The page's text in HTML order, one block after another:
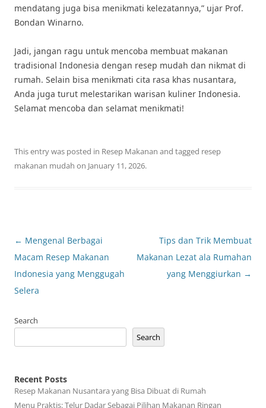
mendatang juga bisa menikmati kelezatannya,” ujar Prof.
Bondan Winarno.
Jadi, jangan ragu untuk mencoba membuat makanan
tradisional Indonesia dengan resep mudah dan nikmat di
rumah. Selain bisa menikmati cita rasa khas nusantara,
Anda juga turut melestarikan warisan kuliner Indonesia.
Selamat mencoba dan selamat menikmati!
This entry was posted in Resep Makanan and tagged resep
makanan mudah on January 11, 2026.
Post
navigation
← Mengenal Berbagai
Macam Resep Makanan
Indonesia yang Menggugah
Selera
Tips dan Trik Membuat
Makanan Lezat ala Rumahan
yang Menggiurkan →
Search
Search
Recent Posts
Resep Makanan Nusantara yang Bisa Dibuat di Rumah
Menu Praktis: Telur Dadar Sebagai Pilihan Makanan Ringan